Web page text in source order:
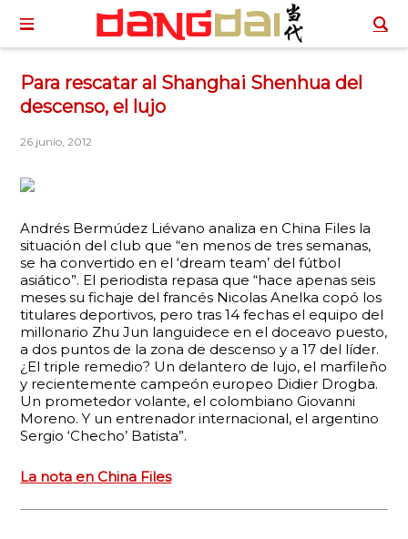
Para rescatar al Shanghai Shenhua del
descenso, el lujo
26 junio, 2012
Andrés Bermúdez Liévano analiza en China Files la
situación del club que “en menos de tres semanas,
se ha convertido en el ‘dream team’ del fútbol
asiático”. El periodista repasa que “hace apenas seis
meses su fichaje del francés Nicolas Anelka copó los
titulares deportivos, pero tras 14 fechas el equipo del
millonario Zhu Jun languidece en el doceavo puesto,
a dos puntos de la zona de descenso y a 17 del líder.
¿El triple remedio? Un delantero de lujo, el marfileño
y recientemente campeón europeo Didier Drogba.
Un prometedor volante, el colombiano Giovanni
Moreno. Y un entrenador internacional, el argentino
Sergio ‘Checho’ Batista”.
La nota en China Files